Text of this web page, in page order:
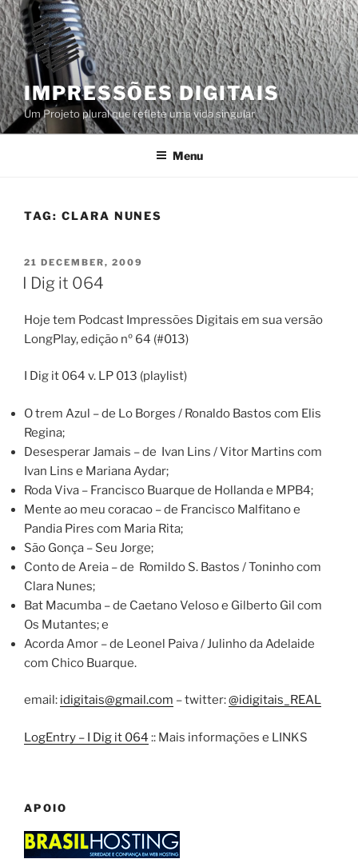
Skip
to
content
IMPRESSÕES DIGITAIS
Um Projeto plural que reflete uma vida singular
Menu
TAG: CLARA NUNES
POSTED
ON
21 DECEMBER, 2009
I Dig it 064
Hoje tem Podcast Impressões Digitais em sua versão
LongPlay, edição nº 64 (#013)
I Dig it 064 v. LP 013 (playlist)
O trem Azul – de Lo Borges / Ronaldo Bastos com Elis
Regina;
Desesperar Jamais – de Ivan Lins / Vitor Martins com
Ivan Lins e Mariana Aydar;
Roda Viva – Francisco Buarque de Hollanda e MPB4;
Mente ao meu coracao – de Francisco Malfitano e
Pandia Pires com Maria Rita;
São Gonça – Seu Jorge;
Conto de Areia – de Romildo S. Bastos / Toninho com
Clara Nunes;
Bat Macumba – de Caetano Veloso e Gilberto Gil com
Os Mutantes; e
Acorda Amor – de Leonel Paiva / Julinho da Adelaide
com Chico Buarque.
email: idigitais@gmail.com – twitter:@idigitais_REAL
LogEntry – I Dig it 064 :: Mais informações e LINKS
APOIO